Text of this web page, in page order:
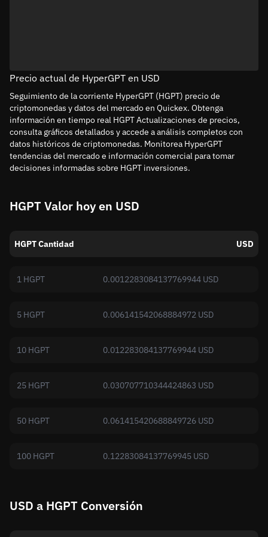
Precio actual de HyperGPT en USD
Seguimiento de la corriente HyperGPT (HGPT) precio de
criptomonedas y datos del mercado en Quickex. Obtenga
información en tiempo real HGPT Actualizaciones de precios,
consulta gráficos detallados y accede a análisis completos con
datos históricos de criptomonedas. Monitorea HyperGPT
tendencias del mercado e información comercial para tomar
decisiones informadas sobre HGPT inversiones.
HGPT Valor hoy en USD
HGPT Cantidad USD
1 HGPT 0.0012283084137769944 USD
5 HGPT 0.006141542068884972 USD
10 HGPT 0.012283084137769944 USD
25 HGPT 0.030707710344424863 USD
50 HGPT 0.061415420688849726 USD
100 HGPT 0.12283084137769945 USD
USD a HGPT Conversión